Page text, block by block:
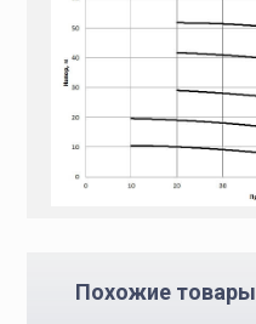
Похожие товары